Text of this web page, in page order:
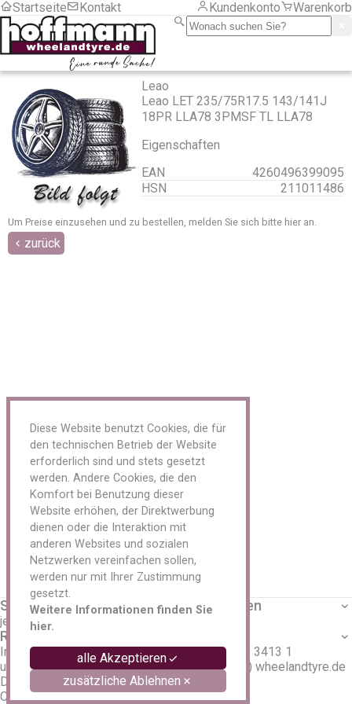
Startseite Kontakt Kundenkonto Warenkorb
LKW
Motorrad
PKW
Sackkarre/ Anhänger
Serviceartikel
Frachtkosten
Montage
LKW
PKW
Zubehör
Zubehör
Chemische Produkte
Druckluft und Reifenfüller
Gewichte
Aluminiumfelgen
LKW
Motorrad
Reparaturmaterial PKW
Schlagschrauber und Reifendienst
Schneeketten
Spezialwerkzeug Reifenreparatur
Transport/ Lagerung
Tyran/ O-Ring
Ventile
Ventilverlängerung
Vulkanisiergeräte und Zubehör
Werkzeuge und Werkstattbedarf
Felgen
Zubehör
Aluminium
Anhänger
Stahl
LKW
Tieflader
Oldtimer
Reifen
Schläuche
Leao
Leao LET 235/75R17.5 143/141J
18PR LLA78 3PMSF TL LLA78
Eigenschaften
EAN
4260496399095
HSN
211011486
Um Preise einzusehen und zu bestellen, melden Sie sich bitte hier an.
zurück
Service
jetzt Anmelden
Unternehmen
Rechtliches
Impressum
unsere AGB
Datenschutz
Cookies
Tel. +49 3338 3413 1
eMail info (at) wheelandtyre.de
Diese Website benutzt Cookies, die für
den technischen Betrieb der Website
erforderlich sind und stets gesetzt
werden. Andere Cookies, die den
Komfort bei Benutzung dieser
Website erhöhen, der Direktwerbung
dienen oder die Interaktion mit
anderen Websites und sozialen
Netzwerken vereinfachen sollen,
werden nur mit Ihrer Zustimmung
gesetzt.
Weitere Informationen finden Sie
hier.
alle Akzeptieren
zusätzliche Ablehnen